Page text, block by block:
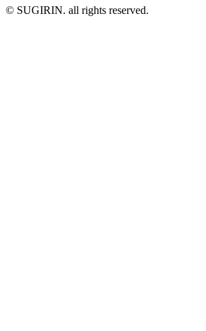
© SUGIRIN. all rights reserved.